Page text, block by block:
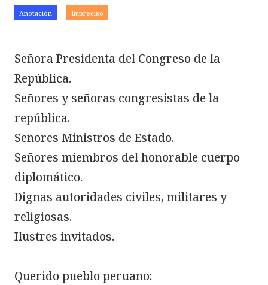
Anotación Impreciso
Señora Presidenta del Congreso de la
República.
Señores y señoras congresistas de la
república.
Señores Ministros de Estado.
Señores miembros del honorable cuerpo
diplomático.
Dignas autoridades civiles, militares y
religiosas.
Ilustres invitados.
Querido pueblo peruano: